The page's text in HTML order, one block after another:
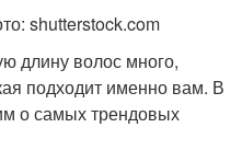
shutterstock.com
длину волос много,
подходит именно вам. В
о самых трендовых